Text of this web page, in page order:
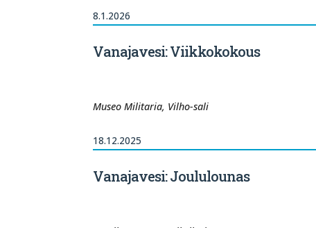
8.1.2026
Vanajavesi: Viikkokokous
Museo Militaria, Vilho-sali
18.12.2025
Vanajavesi: Joululounas